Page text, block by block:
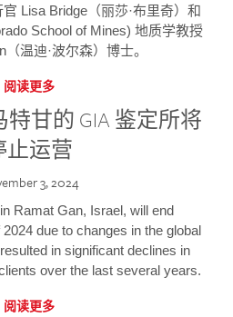
Lisa Bridge（丽莎·布里奇）和
School of Mines) 地质学教授
温迪·波尔森）博士。
阅读更多
甘的 GIA 鉴定所将
止运营
3, 2024
Ramat Gan, Israel, will end
due to changes in the global
in significant declines in
over the last several years.
阅读更多